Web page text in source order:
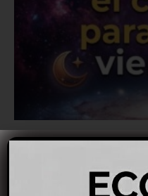
Lo que ofrecerá el clima